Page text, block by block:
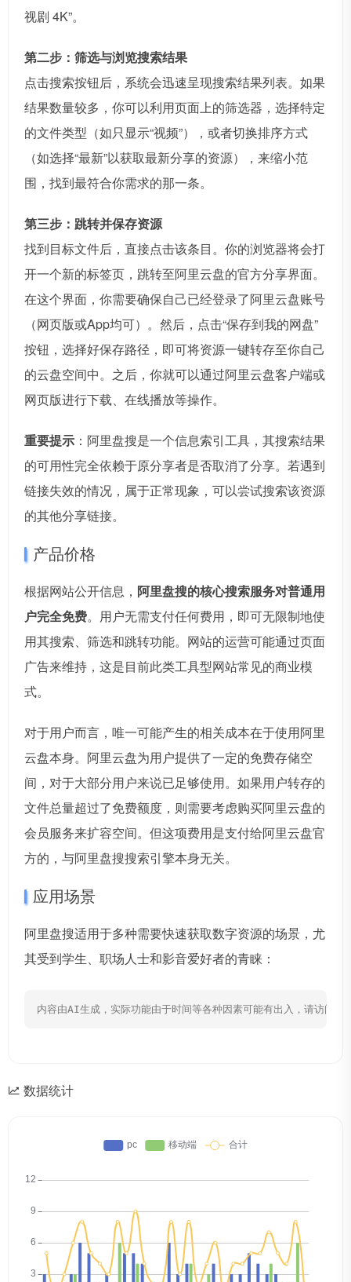
视剧 4K”。
第二步：筛选与浏览搜索结果
点击搜索按钮后，系统会迅速呈现搜索结果列表。如果
结果数量较多，你可以利用页面上的筛选器，选择特定
的文件类型（如只显示“视频”），或者切换排序方式
（如选择“最新”以获取最新分享的资源），来缩小范
围，找到最符合你需求的那一条。
第三步：跳转并保存资源
找到目标文件后，直接点击该条目。你的浏览器将会打
开一个新的标签页，跳转至阿里云盘的官方分享界面。
在这个界面，你需要确保自己已经登录了阿里云盘账号
（网页版或App均可）。然后，点击“保存到我的网盘”
按钮，选择好保存路径，即可将资源一键转存至你自己
的云盘空间中。之后，你就可以通过阿里云盘客户端或
网页版进行下载、在线播放等操作。
重要提示 ：阿里盘搜是一个信息索引工具，其搜索结果
的可用性完全依赖于原分享者是否取消了分享。若遇到
链接失效的情况，属于正常现象，可以尝试搜索该资源
的其他分享链接。
产品价格
根据网站公开信息， 阿里盘搜的核心搜索服务对普通用
户完全免费。用户无需支付任何费用，即可无限制地使
用其搜索、筛选和跳转功能。网站的运营可能通过页面
广告来维持，这是目前此类工具型网站常见的商业模
式。
对于用户而言，唯一可能产生的相关成本在于使用阿里
云盘本身。阿里云盘为用户提供了一定的免费存储空
间，对于大部分用户来说已足够使用。如果用户转存的
文件总量超过了免费额度，则需要考虑购买阿里云盘的
会员服务来扩容空间。但这项费用是支付给阿里云盘官
方的，与阿里盘搜搜索引擎本身无关。
应用场景
阿里盘搜适用于多种需要快速获取数字资源的场景，尤
其受到学生、职场人士和影音爱好者的青睐：
内容由AI生成，实际功能由于时间等各种因素可能有出入，请访问网
数据统计